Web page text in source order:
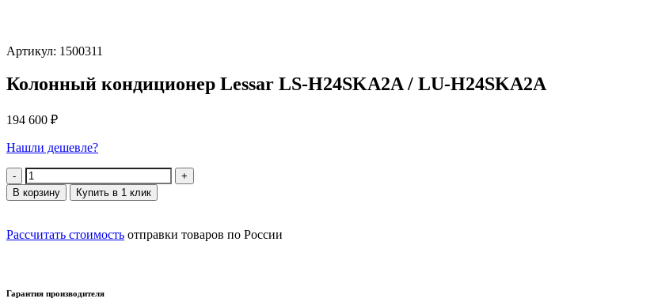
Артикул: 1500311
Колонный кондиционер Lessar LS-H24SKA2A / LU-H24SKA2A
194 600 ₽
Нашли дешевле?
Количество
В корзину Купить в 1 клик
Рассчитать стоимость отправки товаров по России
Гарантия производителя